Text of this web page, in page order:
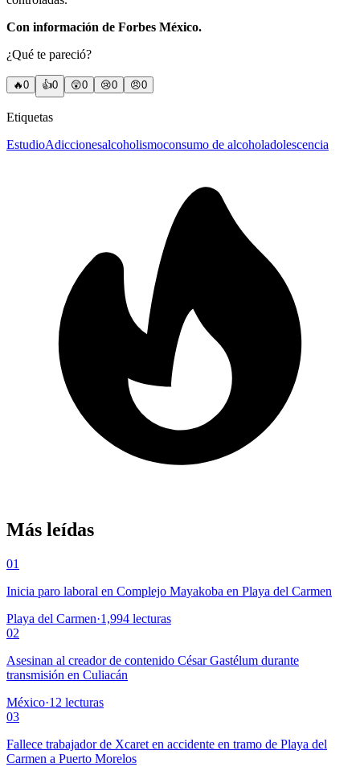
Con información de Forbes México.
¿Qué te pareció?
🔥0 👍0 😲0 😢0 😠0
Etiquetas
EstudioAdiccionesalcoholismoconsumo de alcoholadolescencia
Más leídas
01
Inicia paro laboral en Complejo Mayakoba en Playa del Carmen
Playa del Carmen·1,994 lecturas
02
Asesinan al creador de contenido César Gastélum durante
transmisión en Culiacán
México·12 lecturas
03
Fallece trabajador de Xcaret en accidente en tramo de Playa del
Carmen a Puerto Morelos